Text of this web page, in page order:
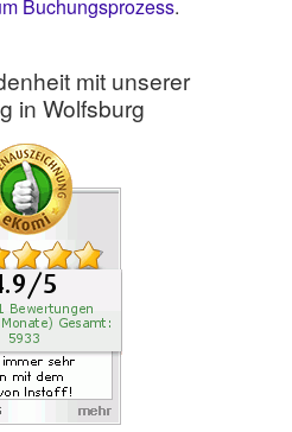
Buchungsprozess.
mit unserer
in Wolfsburg